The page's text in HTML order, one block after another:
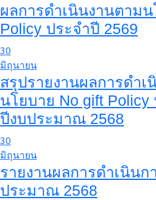
ผลการดำเนินงานตาม
Policy ประจำปี 2569
30
มิถุนายน
สรุปรายงานผลการดำเ
นโยบาย No gift Policy
ปีงบประมาณ 2568
30
มิถุนายน
รายงานผลการดำเนินก
ประมาณ 2568